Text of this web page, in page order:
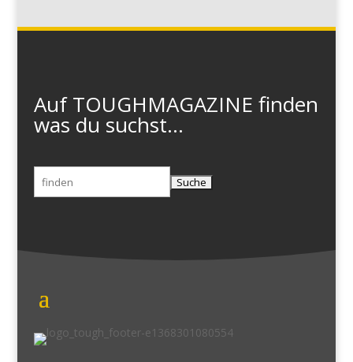
Auf TOUGHMAGAZINE finden
was du suchst...
Suchen
nach: